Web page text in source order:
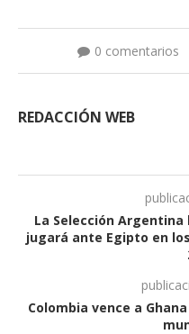
0 comentarios
REDACCIÓN WEB
La Selección Argentina
jugará ante Egipto en
Colombia vence a